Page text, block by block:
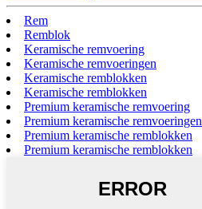
Rem
Remblok
Keramische remvoering
Keramische remvoeringen
Keramische remblokken
Keramische remblokken
Premium keramische remvoering
Premium keramische remvoeringen
Premium keramische remblokken
Premium keramische remblokken